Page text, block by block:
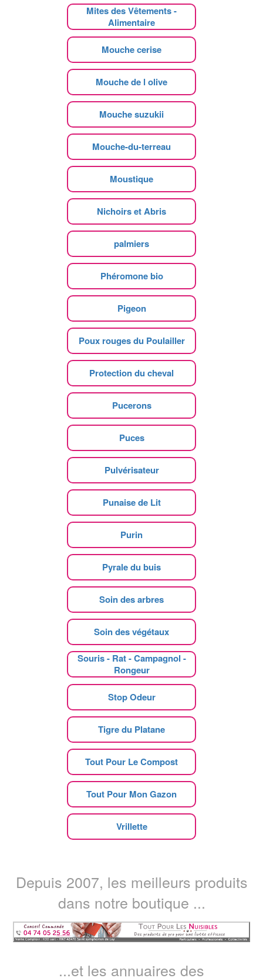
Mites des Vêtements -
Alimentaire
Mouche cerise
Mouche de l olive
Mouche suzukii
Mouche-du-terreau
Moustique
Nichoirs et Abris
palmiers
Phéromone bio
Pigeon
Poux rouges du Poulailler
Protection du cheval
Pucerons
Puces
Pulvérisateur
Punaise de Lit
Purin
Pyrale du buis
Soin des arbres
Soin des végétaux
Souris - Rat - Campagnol -
Rongeur
Stop Odeur
Tigre du Platane
Tout Pour Le Compost
Tout Pour Mon Gazon
Vrillette
Depuis 2007, les meilleurs produits
dans notre boutique ...
...et les annuaires des